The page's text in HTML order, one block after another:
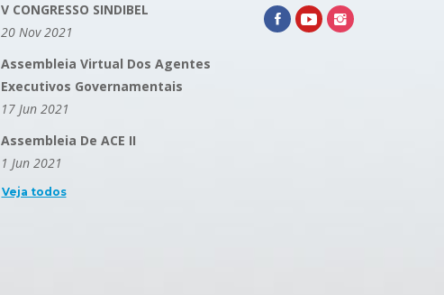
V CONGRESSO SINDIBEL
20 Nov 2021
Assembleia Virtual Dos Agentes
Executivos Governamentais
17 Jun 2021
Assembleia De ACE II
1 Jun 2021
Veja todos